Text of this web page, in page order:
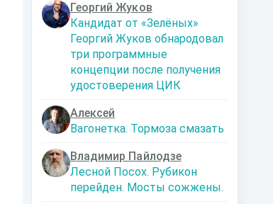
Георгий Жуков
Кандидат от «Зелёных»
Георгий Жуков обнародовал
три программные
концепции после получения
удостоверения ЦИК
Алексей
Вагонетка. Тормоза смазать
Владимир Пайлодзе
Лесной Посох. Рубикон
перейден. Мосты сожжены.
Дальняя
Кто я? Или как
1. Ксенолог